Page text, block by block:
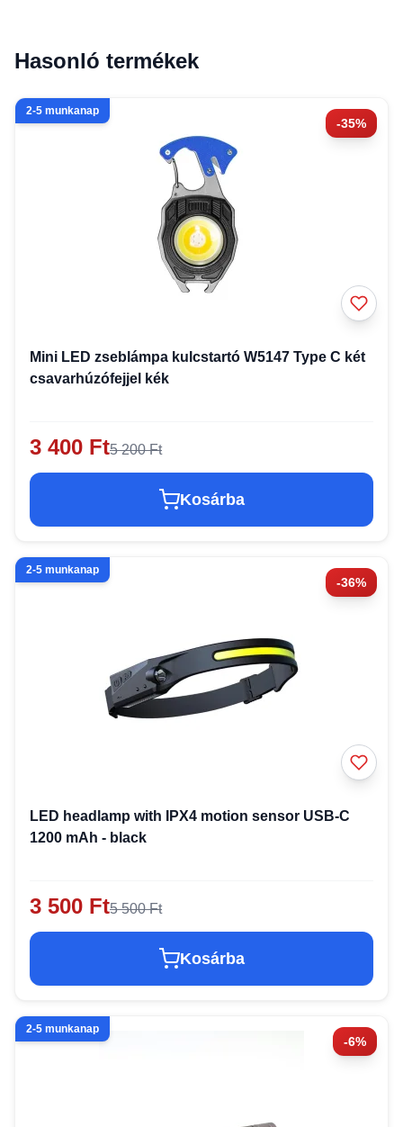
Hasonló termékek
-35%
2-5 munkanap
Mini LED zseblámpa kulcstartó W5147 Type C két
csavarhúzófejjel kék
3 400 Ft5 200 Ft
Kosárba
-36%
2-5 munkanap
LED headlamp with IPX4 motion sensor USB-C
1200 mAh - black
3 500 Ft5 500 Ft
Kosárba
-6%
2-5 munkanap